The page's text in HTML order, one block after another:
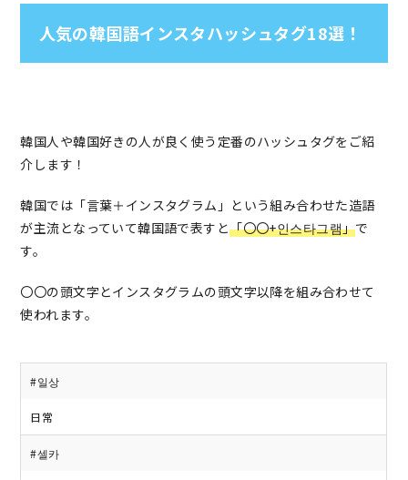
人気の韓国語インスタハッシュタグ18選！
韓国人や韓国好きの人が良く使う定番のハッシュタグをご紹
介します！
韓国では「言葉＋インスタグラム」という組み合わせた造語
が主流となっていて韓国語で表すと「〇〇+인스타그램」で
す。
〇〇の頭文字とインスタグラムの頭文字以降を組み合わせて
使われます。
#일상
日常
#셀카